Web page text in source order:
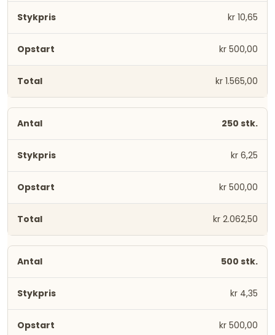
kr 10,65
kr 500,00
kr 1.565,00
250 stk.
kr 6,25
kr 500,00
kr 2.062,50
500 stk.
kr 4,35
kr 500,00